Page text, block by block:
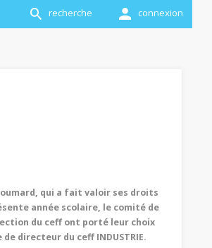
recherche connexion
qui a fait valoir ses droits
année scolaire, le comité de
du ceff ont porté leur choix
directeur du ceff INDUSTRIE.